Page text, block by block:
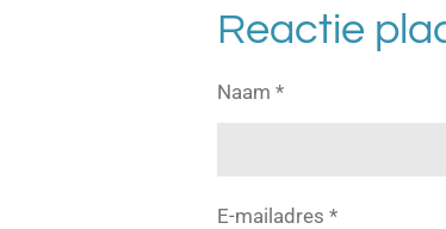
e
n
r
Reactie
Naam *
E-mailadres *